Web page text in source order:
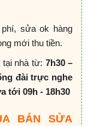
sửa ok hàng
mới thu tiền.
nhà từ: 7h30 –
đài trực nghe
tới 09h - 18h30
BÁN SỬA